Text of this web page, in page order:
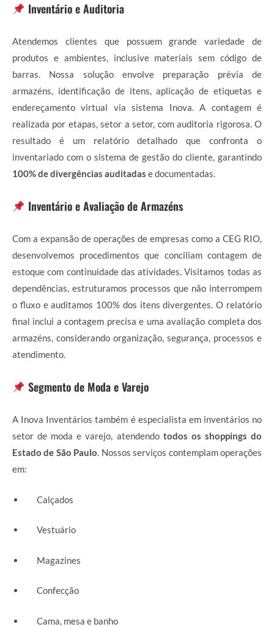
Inventário e Auditoria
Atendemos clientes que possuem grande variedade de
produtos e ambientes, inclusive materiais sem código de
barras. Nossa solução envolve preparação prévia de
armazéns, identificação de itens, aplicação de etiquetas e
endereçamento virtual via sistema Inova. A contagem é
realizada por etapas, setor a setor, com auditoria rigorosa. O
resultado é um relatório detalhado que confronta o
inventariado com o sistema de gestão do cliente, garantindo
100% de divergências auditadas e documentadas.
Inventário e Avaliação de Armazéns
Com a expansão de operações de empresas como a CEG RIO,
desenvolvemos procedimentos que conciliam contagem de
estoque com continuidade das atividades. Visitamos todas as
dependências, estruturamos processos que não interrompem
o fluxo e auditamos 100% dos itens divergentes. O relatório
final inclui a contagem precisa e uma avaliação completa dos
armazéns, considerando organização, segurança, processos e
atendimento.
Segmento de Moda e Varejo
A Inova Inventários também é especialista em inventários no
setor de moda e varejo, atendendo todos os shoppings do
Estado de São Paulo. Nossos serviços contemplam operações
em:
Calçados
Vestuário
Magazines
Confecção
Cama, mesa e banho